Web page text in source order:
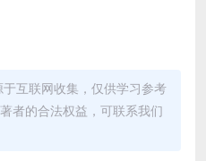
互联网收集，仅供学习参考
者的合法权益，可联系我们